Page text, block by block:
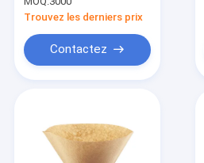
filtre de café d'OEM
Trouvez les derniers prix
Contactez